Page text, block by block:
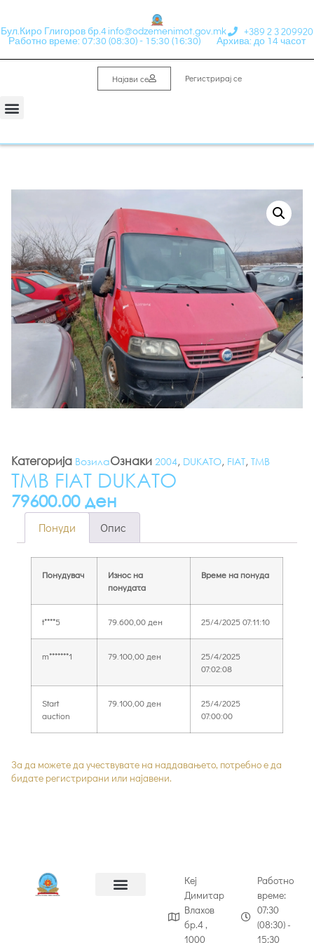
Бул.Киро Глигоров бр.4 info@odzemenimot.gov.mk +389 2 3 209920
Работно време: 07:30 (08:30) - 15:30 (16:30) Архива: до 14 часот
Најави се Регистрирај се
Категорија ВозилаОзнаки 2004, DUKATO, FIAT, ТМВ
ТМВ FIAT DUKATO
79600.00 ден
Понуди Опис
Понудувач
Износ на
понудата
Време на понуда
t****5 79.600,00 ден 25/4/2025 07:11:10
m*******1 79.100,00 ден
25/4/2025
07:02:08
Start
auction
79.100,00 ден
25/4/2025
07:00:00
За да можете да учествувате на наддавањето, потребно е да
бидате регистрирани или најавени.
Кеј
Димитар
Влахов
бр.4 ,
1000
Работно
време:
07:30
(08:30) -
15:30